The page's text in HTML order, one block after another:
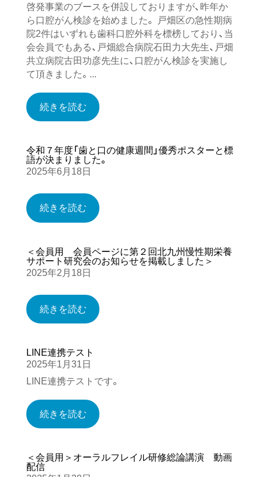
啓発事業のブースを併設しておりますが、昨年か
ら口腔がん検診を始めました。 戸畑区の急性期病
院2件はいずれも歯科口腔外科を標榜しており、当
会会員でもある、戸畑総合病院石田力大先生、戸畑
共立病院古田功彦先生に、口腔がん検診を実施し
て頂きました。...
続きを読む
令和７年度「歯と口の健康週間」優秀ポスターと標
語が決まりました。
2025年6月18日
続きを読む
＜会員用 会員ページに第２回北九州慢性期栄養
サポート研究会のお知らせを掲載しました＞
2025年2月18日
続きを読む
LINE連携テスト
2025年1月31日
LINE連携テストです。
続きを読む
＜会員用＞オーラルフレイル研修総論講演 動画
配信